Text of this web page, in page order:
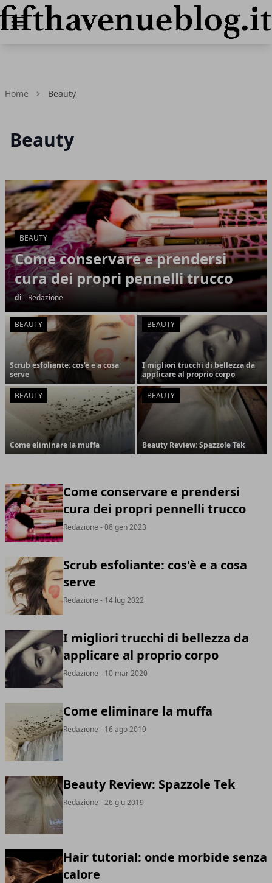
Home Beauty
Beauty
Articoli in Evidenza
BEAUTY
Come conservare e prendersi
cura dei propri pennelli trucco
di - Redazione
BEAUTY
Scrub esfoliante: cos'è e a cosa
serve
BEAUTY
I migliori trucchi di bellezza da
applicare al proprio corpo
BEAUTY
Come eliminare la muffa
BEAUTY
Beauty Review: Spazzole Tek
Come conservare e prendersi
cura dei propri pennelli trucco
Redazione - 08 gen 2023
Scrub esfoliante: cos'è e a cosa
serve
Redazione - 14 lug 2022
I migliori trucchi di bellezza da
applicare al proprio corpo
Redazione - 10 mar 2020
Come eliminare la muffa
Redazione - 16 ago 2019
Beauty Review: Spazzole Tek
Redazione - 26 giu 2019
Hair tutorial: onde morbide senza
calore